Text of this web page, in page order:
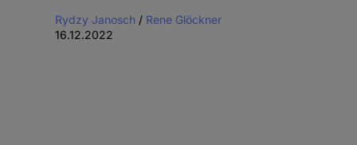
Rydzy Janosch / Rene Glöckner
16.12.2022